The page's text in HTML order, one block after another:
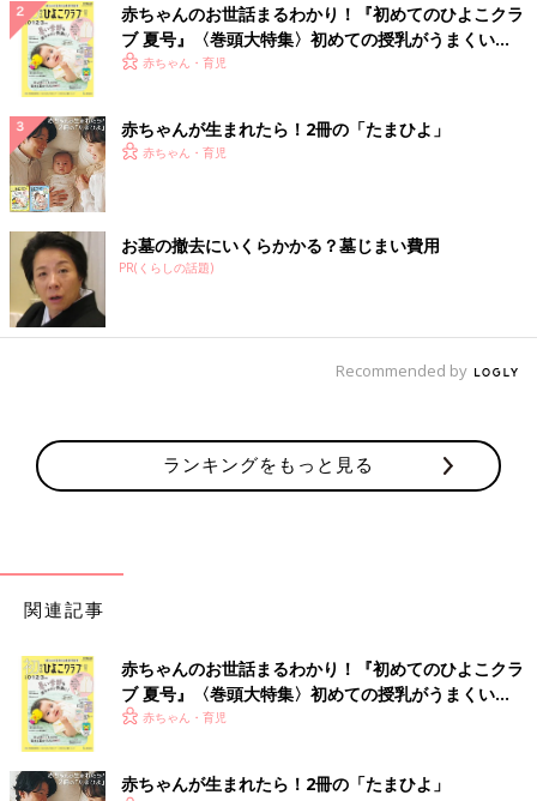
赤ちゃんのお世話まるわかり！『初めてのひよこクラ
ブ 夏号』〈巻頭大特集〉初めての授乳がうまくい
く！ おっぱい・ミルクの基本と夏のトラブル 解決テ
赤ちゃん・育児
赤ちゃんが生まれたら！2冊の「たまひよ」
赤ちゃん・育児
お墓の撤去にいくらかかる？墓じまい費用
PR(くらしの話題)
Recommended by
ランキングをもっと見る
関連記事
赤ちゃんのお世話まるわかり！『初めてのひよこクラ
ブ 夏号』〈巻頭大特集〉初めての授乳がうまくい
く！ おっぱい・ミルクの基本と夏のトラブル 解決テ
赤ちゃん・育児
赤ちゃんが生まれたら！2冊の「たまひよ」